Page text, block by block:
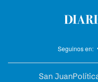
Seguinos en:
San Juan